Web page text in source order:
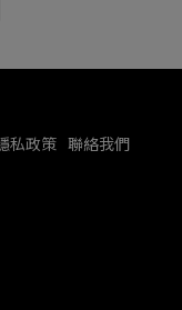
私政策 聯絡我們